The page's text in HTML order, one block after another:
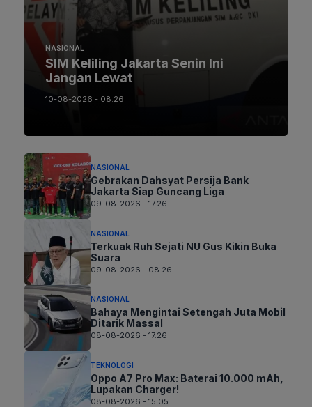
NASIONAL
SIM Keliling Jakarta Senin Ini
Jangan Lewat
10-08-2026 - 08.26
NASIONAL
Gebrakan Dahsyat Persija Bank
Jakarta Siap Guncang Liga
09-08-2026 - 17.26
NASIONAL
Terkuak Ruh Sejati NU Gus Kikin Buka
Suara
09-08-2026 - 08.26
NASIONAL
Bahaya Mengintai Setengah Juta Mobil
Ditarik Massal
08-08-2026 - 17.26
TEKNOLOGI
Oppo A7 Pro Max: Baterai 10.000 mAh,
Lupakan Charger!
08-08-2026 - 15.05